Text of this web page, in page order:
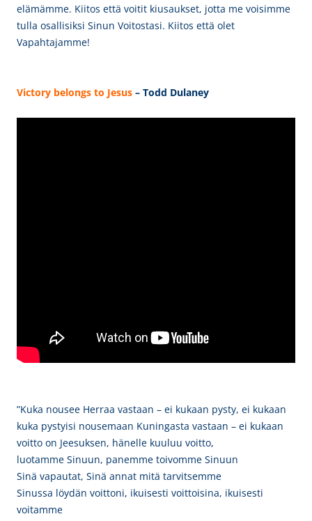
elämämme. Kiitos että voitit kiusaukset, jotta me voisimme
tulla osallisiksi Sinun Voitostasi. Kiitos että olet
Vapahtajamme!
Victory belongs to Jesus – Todd Dulaney
”Kuka nousee Herraa vastaan – ei kukaan pysty, ei kukaan
kuka pystyisi nousemaan Kuningasta vastaan – ei kukaan
voitto on Jeesuksen, hänelle kuuluu voitto,
luotamme Sinuun, panemme toivomme Sinuun
Sinä vapautat, Sinä annat mitä tarvitsemme
Sinussa löydän voittoni, ikuisesti voittoisina, ikuisesti
voitamme